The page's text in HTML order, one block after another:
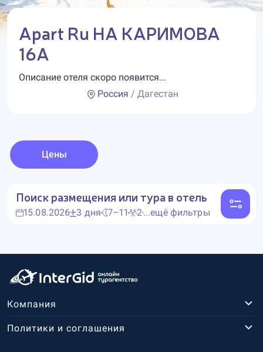
Apart Ru НА КАРИМОВА
16А
Описание отеля скоро появится...
Россия / Дагестан
Цены
Поиск размещения или тура в отель
15.08.2026 3 дня 7–11 2...ещё фильтры
Компания
Политики и соглашения